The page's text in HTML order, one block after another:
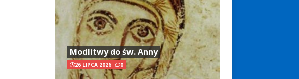
Modlitwy do św. Anny
26 LIPCA 2026 0